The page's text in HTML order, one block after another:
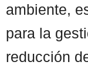
ambiente,
para la
reducción